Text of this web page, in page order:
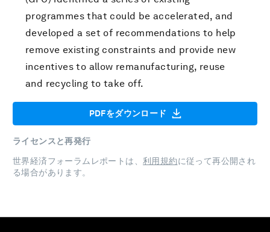
programmes that could be accelerated, and
developed a set of recommendations to help
remove existing constraints and provide new
incentives to allow remanufacturing, reuse
and recycling to take off.
PDFをダウンロード
ライセンスと再発行
世界経済フォーラムレポートは、 利用規約に従って再公開され
る場合があります。